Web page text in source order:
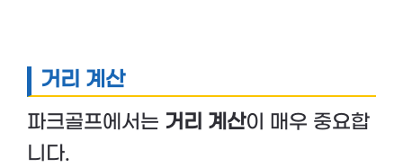
거리 계산
파크골프에서는 거리 계산이 매우 중요합
니다.